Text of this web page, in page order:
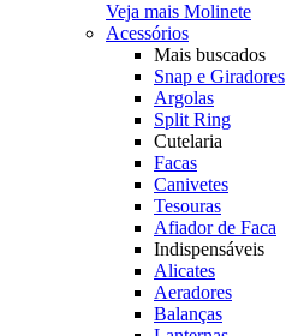
Veja mais Molinete
Acessórios
Mais buscados
Snap e Giradores
Argolas
Split Ring
Cutelaria
Facas
Canivetes
Tesouras
Afiador de Faca
Indispensáveis
Alicates
Aeradores
Balanças